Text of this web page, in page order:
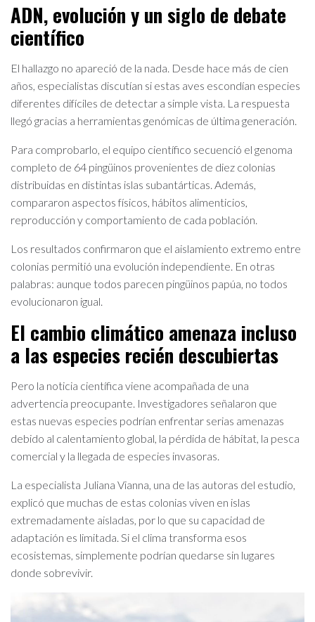
ADN, evolución y un siglo de debate
científico
El hallazgo no apareció de la nada. Desde hace más de cien
años, especialistas discutían si estas aves escondían especies
diferentes difíciles de detectar a simple vista. La respuesta
llegó gracias a herramientas genómicas de última generación.
Para comprobarlo, el equipo científico secuenció el genoma
completo de 64 pingüinos provenientes de diez colonias
distribuidas en distintas islas subantárticas. Además,
compararon aspectos físicos, hábitos alimenticios,
reproducción y comportamiento de cada población.
Los resultados confirmaron que el aislamiento extremo entre
colonias permitió una evolución independiente. En otras
palabras: aunque todos parecen pingüinos papúa, no todos
evolucionaron igual.
El cambio climático amenaza incluso
a las especies recién descubiertas
Pero la noticia científica viene acompañada de una
advertencia preocupante. Investigadores señalaron que
estas nuevas especies podrían enfrentar serias amenazas
debido al calentamiento global, la pérdida de hábitat, la pesca
comercial y la llegada de especies invasoras.
La especialista Juliana Vianna, una de las autoras del estudio,
explicó que muchas de estas colonias viven en islas
extremadamente aisladas, por lo que su capacidad de
adaptación es limitada. Si el clima transforma esos
ecosistemas, simplemente podrían quedarse sin lugares
donde sobrevivir.